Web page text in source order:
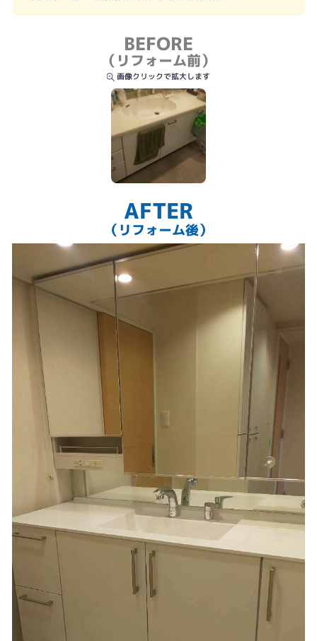
BEFORE
（リフォーム前）
画像クリックで拡大します
AFTER
（リフォーム後）